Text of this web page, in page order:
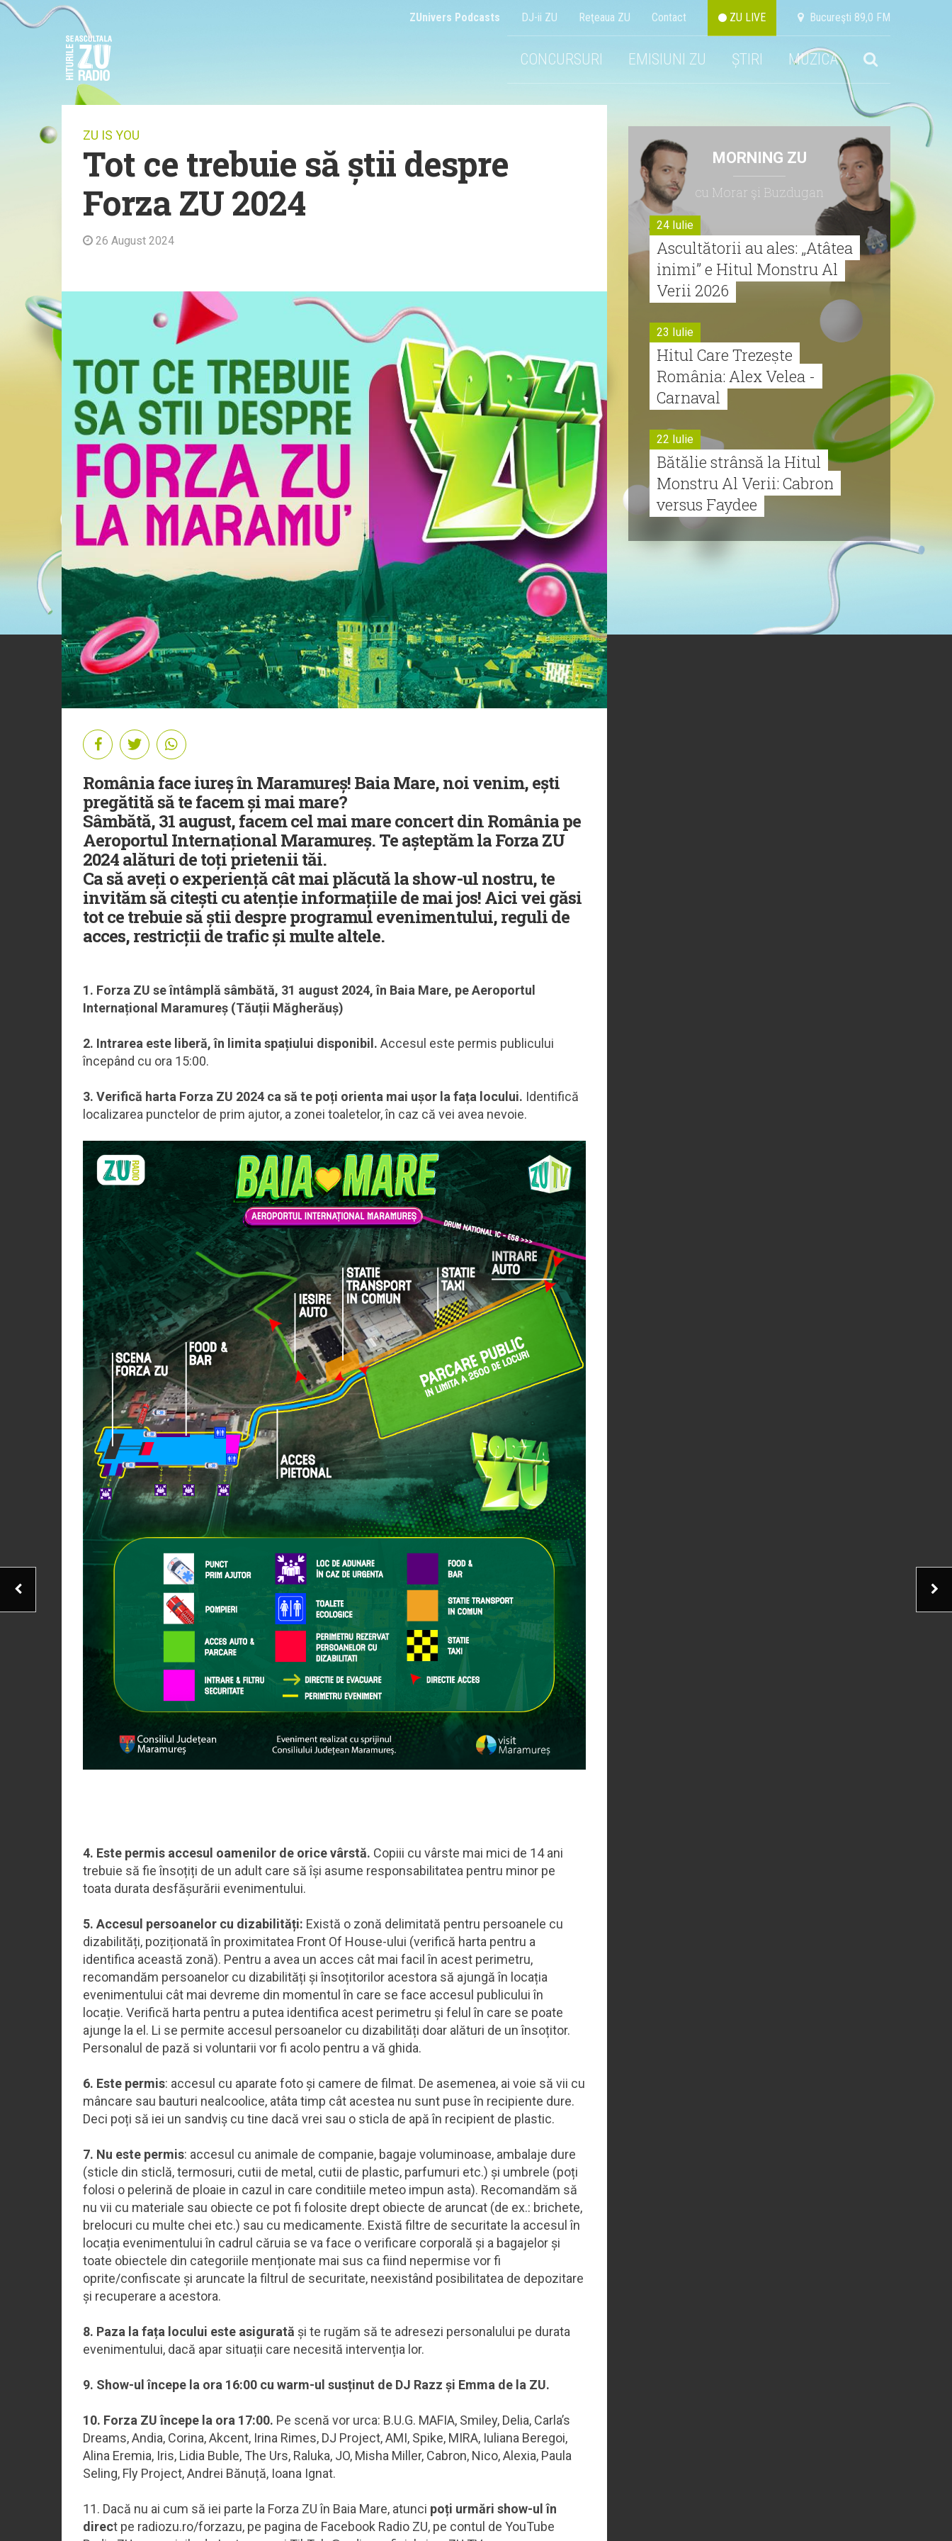
ZUnivers Podcasts DJ-ii ZU Reţeaua ZU Contact ZU LIVE Bucureşti 89,0 FM
CONCURSURI EMISIUNI ZU ȘTIRI MUZICA
ZU IS YOU
Tot ce trebuie să știi despre
Forza ZU 2024
26 August 2024
România face iureș în Maramureș! Baia Mare, noi venim, ești
pregătită să te facem și mai mare?
Sâmbătă, 31 august, facem cel mai mare concert din România pe
Aeroportul Internațional Maramureș. Te așteptăm la Forza ZU
2024 alături de toți prietenii tăi.
Ca să aveți o experiență cât mai plăcută la show-ul nostru, te
invităm să citești cu atenție informațiile de mai jos! Aici vei găsi
tot ce trebuie să știi despre programul evenimentului, reguli de
acces, restricții de trafic și multe altele.
1. Forza ZU se întâmplă sâmbătă, 31 august 2024, în Baia Mare, pe Aeroportul
Internațional Maramureș (Tăuții Măgherăuș)
2. Intrarea este liberă, în limita spațiului disponibil. Accesul este permis publicului
începând cu ora 15:00.
3. Verifică harta Forza ZU 2024 ca să te poți orienta mai ușor la fața locului. Identifică
localizarea punctelor de prim ajutor, a zonei toaletelor, în caz că vei avea nevoie.
4. Este permis accesul oamenilor de orice vârstă. Copiii cu vârste mai mici de 14 ani
trebuie să fie însoțiți de un adult care să își asume responsabilitatea pentru minor pe
toata durata desfășurării evenimentului.
5. Accesul persoanelor cu dizabilități: Există o zonă delimitată pentru persoanele cu
dizabilități, poziționată în proximitatea Front Of House-ului (verifică harta pentru a
identifica această zonă). Pentru a avea un acces cât mai facil în acest perimetru,
recomandăm persoanelor cu dizabilități și însoțitorilor acestora să ajungă în locația
evenimentului cât mai devreme din momentul în care se face accesul publicului în
locație. Verifică harta pentru a putea identifica acest perimetru și felul în care se poate
ajunge la el. Li se permite accesul persoanelor cu dizabilități doar alături de un însoțitor.
Personalul de pază si voluntarii vor fi acolo pentru a vă ghida.
6. Este permis: accesul cu aparate foto și camere de filmat. De asemenea, ai voie să vii cu
mâncare sau bauturi nealcoolice, atâta timp cât acestea nu sunt puse în recipiente dure.
Deci poți să iei un sandviș cu tine dacă vrei sau o sticla de apă în recipient de plastic.
7. Nu este permis: accesul cu animale de companie, bagaje voluminoase, ambalaje dure
(sticle din sticlă, termosuri, cutii de metal, cutii de plastic, parfumuri etc.) și umbrele (poți
folosi o pelerină de ploaie in cazul in care conditiile meteo impun asta). Recomandăm să
nu vii cu materiale sau obiecte ce pot fi folosite drept obiecte de aruncat (de ex.: brichete,
brelocuri cu multe chei etc.) sau cu medicamente. Există filtre de securitate la accesul în
locația evenimentului în cadrul căruia se va face o verificare corporală și a bagajelor și
toate obiectele din categoriile menționate mai sus ca fiind nepermise vor fi
oprite/confiscate și aruncate la filtrul de securitate, neexistând posibilitatea de depozitare
și recuperare a acestora.
8. Paza la fața locului este asigurată și te rugăm să te adresezi personalului pe durata
evenimentului, dacă apar situații care necesită intervenția lor.
9. Show-ul începe la ora 16:00 cu warm-ul susținut de DJ Razz și Emma de la ZU.
10. Forza ZU începe la ora 17:00. Pe scenă vor urca: B.U.G. MAFIA, Smiley, Delia, Carla’s
Dreams, Andia, Corina, Akcent, Irina Rimes, DJ Project, AMI, Spike, MIRA, Iuliana Beregoi,
Alina Eremia, Iris, Lidia Buble, The Urs, Raluka, JO, Misha Miller, Cabron, Nico, Alexia, Paula
Seling, Fly Project, Andrei Bănuță, Ioana Ignat.
11. Dacă nu ai cum să iei parte la Forza ZU în Baia Mare, atunci poți urmări show-ul în
direct pe radiozu.ro/forzazu, pe pagina de Facebook Radio ZU, pe contul de YouTube
MORNING ZU
cu Morar şi Buzdugan
24 Iulie
Ascultătorii au ales: „Atâtea
inimi” e Hitul Monstru Al
Verii 2026
23 Iulie
Hitul Care Trezește
România: Alex Velea -
Carnaval
22 Iulie
Bătălie strânsă la Hitul
Monstru Al Verii: Cabron
versus Faydee
21 Iulie